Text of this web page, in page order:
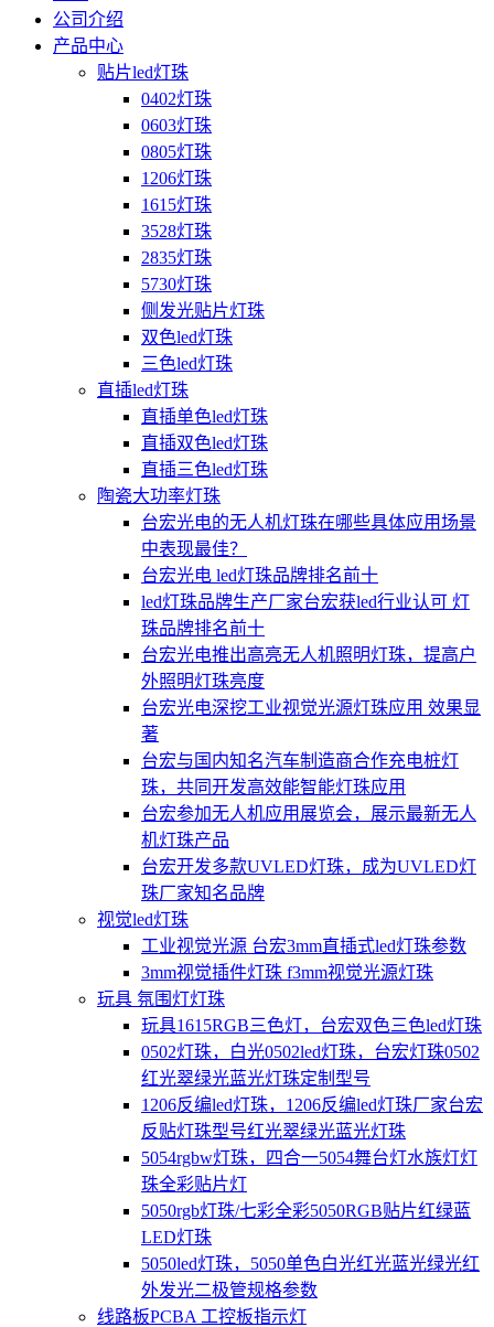
公司介绍
产品中心
贴片led灯珠
0402灯珠
0603灯珠
0805灯珠
1206灯珠
1615灯珠
3528灯珠
2835灯珠
5730灯珠
侧发光贴片灯珠
双色led灯珠
三色led灯珠
直插led灯珠
直插单色led灯珠
直插双色led灯珠
直插三色led灯珠
陶瓷大功率灯珠
台宏光电的无人机灯珠在哪些具体应用场景
中表现最佳？
台宏光电 led灯珠品牌排名前十
led灯珠品牌生产厂家台宏获led行业认可 灯
珠品牌排名前十
台宏光电推出高亮无人机照明灯珠，提高户
外照明灯珠亮度
台宏光电深挖工业视觉光源灯珠应用 效果显
著
台宏与国内知名汽车制造商合作充电桩灯
珠，共同开发高效能智能灯珠应用
台宏参加无人机应用展览会，展示最新无人
机灯珠产品
台宏开发多款UVLED灯珠，成为UVLED灯
珠厂家知名品牌
视觉led灯珠
工业视觉光源 台宏3mm直插式led灯珠参数
3mm视觉插件灯珠 f3mm视觉光源灯珠
玩具 氛围灯灯珠
玩具1615RGB三色灯，台宏双色三色led灯珠
0502灯珠，白光0502led灯珠，台宏灯珠0502
红光翠绿光蓝光灯珠定制型号
1206反编led灯珠，1206反编led灯珠厂家台宏
反贴灯珠型号红光翠绿光蓝光灯珠
5054rgbw灯珠，四合一5054舞台灯水族灯灯
珠全彩贴片灯
5050rgb灯珠/七彩全彩5050RGB贴片红绿蓝
LED灯珠
5050led灯珠，5050单色白光红光蓝光绿光红
外发光二极管规格参数
线路板PCBA 工控板指示灯